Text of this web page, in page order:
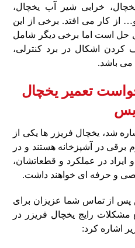
خرابی شیر آب یخچال،
از کار می افتد. برخی از این
است اما برخی دیگر شامل
کردن اشکال در برد کنترلی،
می باشد.
تعمیر یخچال
شد، یخچال فریزر ها یکی از
برقی در آشپزخانه هستند و در
در عملکرد و قطعاتشان،
و حرفه‌ ای خواهند داشت.
پس‌ از تماس شما عزیزان برای
رایج یخچال فریزر در
اشاره کرد: